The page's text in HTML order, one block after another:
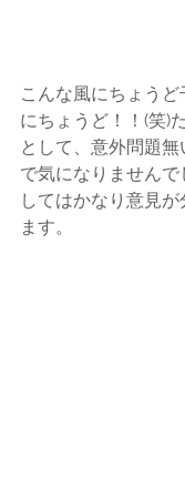
こんな風にちょう
にちょうど！！(笑)
として、意外問題無
で気になりません
してはかなり意見
ます。